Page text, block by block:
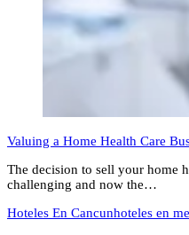
Valuing a Home Health Care
The decision to sell your home
challenging and now the…
Hoteles En Cancunhoteles en